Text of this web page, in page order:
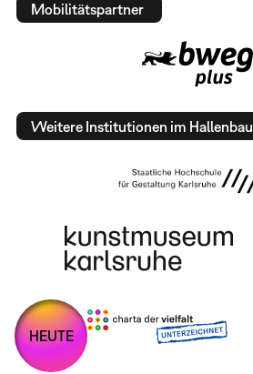
Mobilitätspartner
Weitere Institutionen im Hallenbau
HEUTE